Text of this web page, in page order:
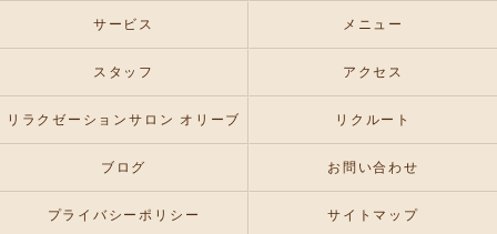
サービス メニュー
スタッフ アクセス
リラクゼーションサロン オリーブ リクルート
ブログ お問い合わせ
プライバシーポリシー サイトマップ